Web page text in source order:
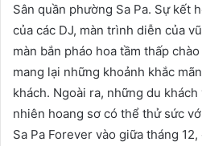
Sân quần phường Sa Pa. Sự kết
của các DJ, màn trình diễn của
màn bắn pháo hoa tầm thấp
mang lại những khoảnh khắc
khách. Ngoài ra, những du
nhiên hoang sơ có thể thử sức
Sa Pa Forever vào giữa tháng